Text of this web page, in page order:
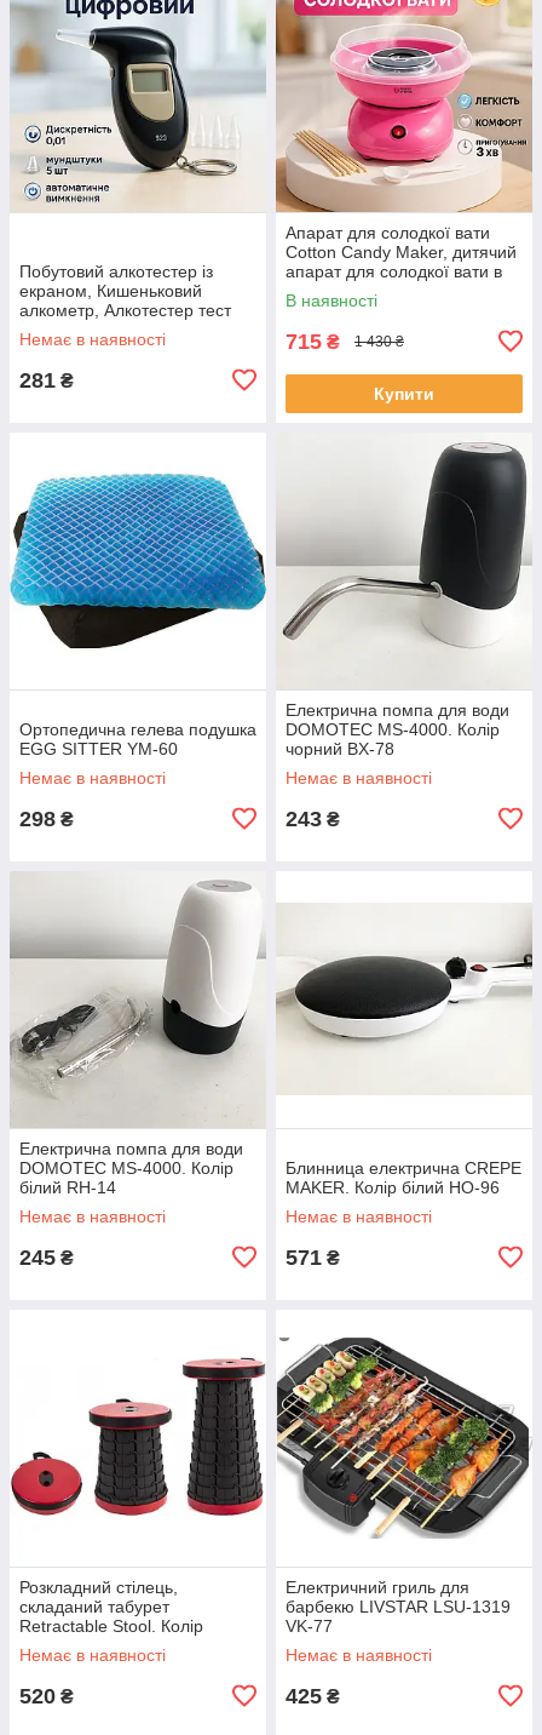
Побутовий алкотестер із
екраном, Кишеньковий
алкометр, Алкотестер тест
Драгер PV-60
Немає в наявності
281 ₴
Апарат для солодкої вати
Cotton Candy Maker, дитячий
апарат для солодкої вати в
домашніх умовах OT-47
В наявності
715 ₴ 1 430 ₴
Купити
Ортопедична гелева подушка
EGG SITTER YM-60
Немає в наявності
298 ₴
Електрична помпа для води
DOMOTEC MS-4000. Колір
чорний BX-78
Немає в наявності
243 ₴
Електрична помпа для води
DOMOTEC MS-4000. Колір
білий RH-14
Немає в наявності
245 ₴
Блинница електрична CREPE
MAKER. Колір білий HO-96
Немає в наявності
571 ₴
Розкладний стілець,
складаний табурет
Retractable Stool. Колір
червоний JY-78
Немає в наявності
520 ₴
Електричний гриль для
барбекю LIVSTAR LSU-1319
VK-77
Немає в наявності
425 ₴